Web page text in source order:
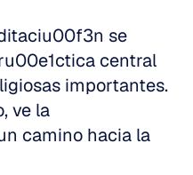
se
central
importantes.
ve la
camino hacia la